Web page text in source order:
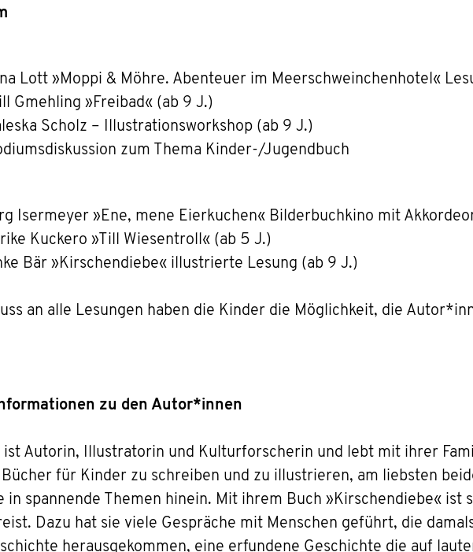
Lott »Moppi & Möhre. Abenteuer im Meerschweinchenhotel«
Gmehling »Freibad« (ab 9 J.)
Scholz – Illustrationsworkshop (ab 9 J.)
zum Thema Kinder-/Jugendbuch
Isermeyer »Ene, mene Eierkuchen« Bilderbuchkino mit
Kuckero »Till Wiesentroll« (ab 5 J.)
Bär »Kirschendiebe« illustrierte Lesung (ab 9 J.)
an alle Lesungen haben die Kinder die Möglichkeit, die
zu den Autor*innen
ist Autorin, Illustratorin und Kulturforscherin und lebt mit ihrer
für Kinder zu schreiben und zu illustrieren, am liebsten
in spannende Themen hinein. Mit ihrem Buch »Kirschendiebe« ist
Dazu hat sie viele Gespräche mit Menschen geführt, die
herausgekommen, eine erfundene Geschichte die auf